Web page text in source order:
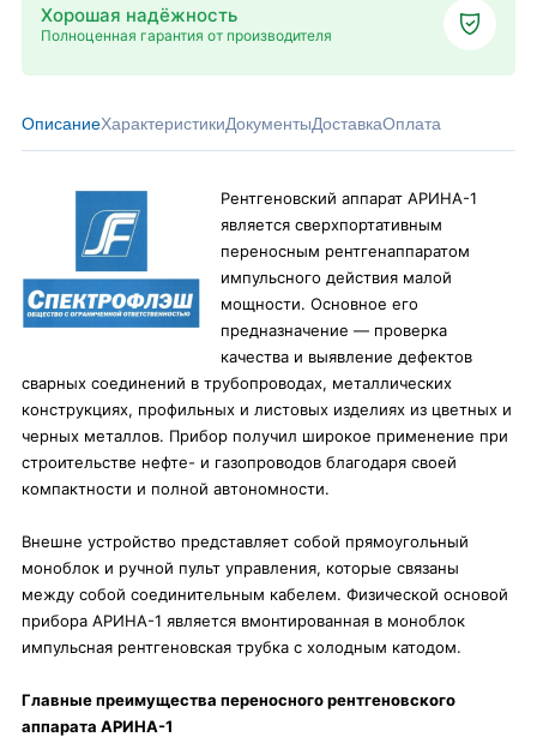
Хорошая надёжность
Полноценная гарантия от производителя
ОписаниеХарактеристикиДокументыДоставкаОплата
Рентгеновский аппарат АРИНА-1
является сверхпортативным
переносным рентгенаппаратом
импульсного действия малой
мощности. Основное его
предназначение — проверка
качества и выявление дефектов
сварных соединений в трубопроводах, металлических
конструкциях, профильных и листовых изделиях из цветных и
черных металлов. Прибор получил широкое применение при
строительстве нефте- и газопроводов благодаря своей
компактности и полной автономности.
Внешне устройство представляет собой прямоугольный
моноблок и ручной пульт управления, которые связаны
между собой соединительным кабелем. Физической основой
прибора АРИНА-1 является вмонтированная в моноблок
импульсная рентгеновская трубка с холодным катодом.
Главные преимущества переносного рентгеновского
аппарата АРИНА-1